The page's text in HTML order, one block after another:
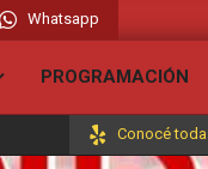
Whatsapp
Liberada FM 106.7 //
PROGRAMACIÓN
Conocé